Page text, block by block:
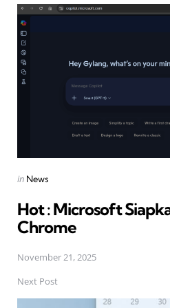
navigation
Posted
in News
Hot : Microsoft
Chrome
November 21, 2025
Next Post